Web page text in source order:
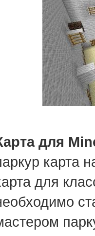
для
карта
для